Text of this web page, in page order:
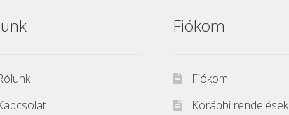
Fiókom
Fiókom
Korábbi rendelések